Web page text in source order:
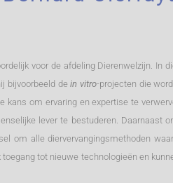
voor de afdeling Dierenwelzijn. In
bijvoorbeeld dein vitro-projecten die
kans om ervaring en expertise te
lever te bestuderen. Daarnaast
om alle diervervangingsmethoden
tot nieuwe technologieën en